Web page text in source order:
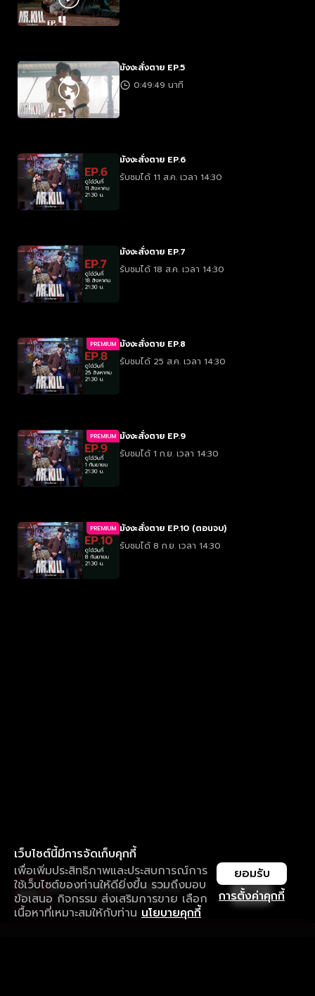
มังงะสั่งตาย EP.5
0:49:49 นาที
มังงะสั่งตาย EP.6
รับชมได้ 11 ส.ค. เวลา 14:30
มังงะสั่งตาย EP.7
รับชมได้ 18 ส.ค. เวลา 14:30
PREMIUM มังงะสั่งตาย EP.8
รับชมได้ 25 ส.ค. เวลา 14:30
PREMIUM มังงะสั่งตาย EP.9
รับชมได้ 1 ก.ย. เวลา 14:30
PREMIUM มังงะสั่งตาย EP.10 (ตอนจบ)
รับชมได้ 8 ก.ย. เวลา 14:30
เว็บไซต์นี้มีการจัดเก็บคุกกี้
เพื่อเพิ่มประสิทธิภาพและประสบการณ์การ
ใช้เว็บไซต์ของท่านให้ดียิ่งขึ้น รวมถึงมอบ
ข้อเสนอ กิจกรรม ส่งเสริมการขาย เลือก
เนื้อหาที่เหมาะสมให้กับท่าน นโยบายคุกกี้
การตั้งค่าคุกกี้
ยอมรับ
ใช้งานแอป ลื่นไหลกว่า ไม่มีสะดุด
ดาวน์โหลดแอปเพื่อการรับชมที่ดีกว่า เปิด